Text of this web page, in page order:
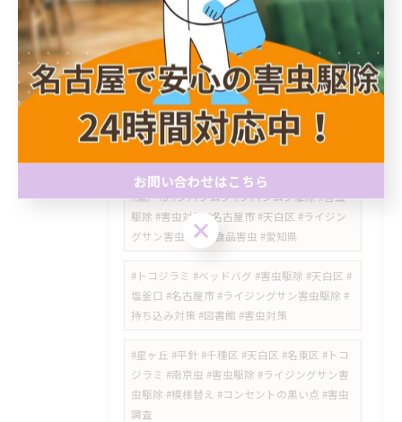
#瑞穂区 #中山町 #瑞穂通 #佐渡町 #桜山 #桜山
駅 #瑞穂区スズメバチ #瑞穂区スズメバチ駆除
#中山町スズメバチ #瑞穂通スズメバチ #桜山
スズメバチ #ハチ駆除 #スズメバチ駆除 #瑞穂
区害虫駆除 #ライジングサン害虫駆除
#徳重 #神沢 #野並 #ノミダニ対策 #ダニ駆除 #
#瀬戸市 #シバンムシ #シバンムシ駆除 #害虫
駆除 #害虫対策 #名古屋市 #天白区 #ライジン
グサン害虫駆除 #食品害虫 #愛知県
#トコジラミ #ベッドバグ #害虫駆除 #天白区 #
塩釜口 #名古屋市 #ライジングサン害虫駆除 #
持ち込み対策 #図書館 #害虫対策
​#星ヶ丘 #平針 #千種区 #天白区 #名東区 #トコ
ジラミ #南京虫 #害虫駆除 #ライジングサン害
虫駆除 #模様替え #コンセントの黒い点 #害虫
調査
お問い合わせはこちら
お問い合わせはこちら